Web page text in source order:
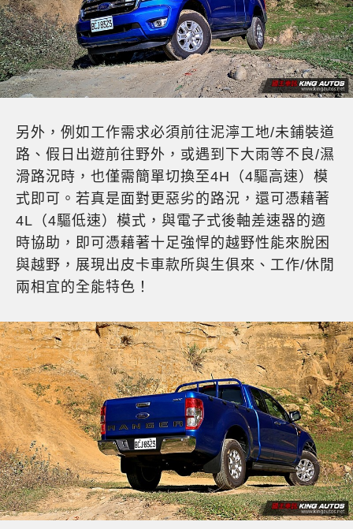
另外，例如工作需求必須前往泥濘工地/未鋪裝道
路、假日出遊前往野外，或遇到下大雨等不良/濕
滑路況時，也僅需簡單切換至4H（4驅高速）模
式即可。若真是面對更惡劣的路況，還可憑藉著
4L（4驅低速）模式，與電子式後軸差速器的適
時協助，即可憑藉著十足強悍的越野性能來脫困
與越野，展現出皮卡車款所與生俱來、工作/休閒
兩相宜的全能特色！